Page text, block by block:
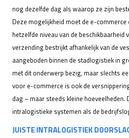
nog dezelfde dag als waarop ze zijn
Deze mogelijkheid moet de e-commerce
hetzelfde niveau van de
verzending bestrijkt afhankelijk van de
aangeboden binnen de stadlogistiek in
met dit onderwerp bezig, maar slechts
voor e-commerce is ook de
dag – maar steeds kleine
intralogistieke systemen als de
JUISTE INTRALOGISTIEK